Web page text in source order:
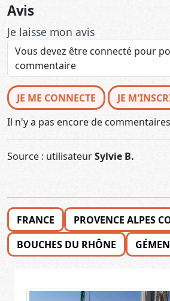
Avis
Je laisse mon avis
JE ME CONNECTE
JE
Il n'y a pas encore de
Source : utilisateurSylvie B.
FRANCE
PROVENCE ALPES
BOUCHES DU RHÔNE